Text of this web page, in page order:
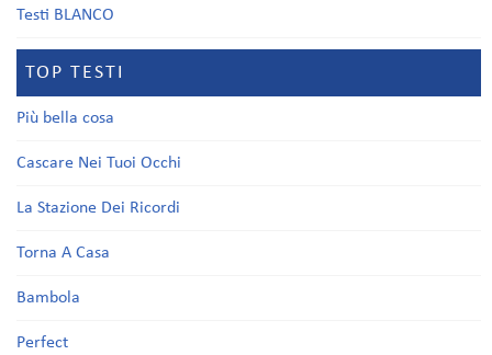
Testi BLANCO
TOP TESTI
Più bella cosa
Cascare Nei Tuoi Occhi
La Stazione Dei Ricordi
Torna A Casa
Bambola
Perfect